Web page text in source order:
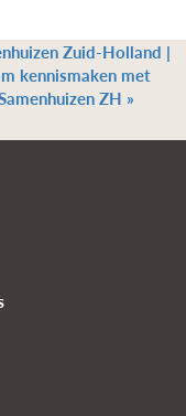
Zuid-Holland |
kennismaken met
ZH »